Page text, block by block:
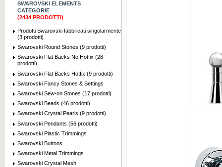
SWAROVSKI ELEMENTS
CATEGORIE
(2434 PRODOTTI)
Prodotti Swarovski fabbricati singolarmente
(3 prodotti)
Swarovski Round Stones (9 prodotti)
Swarovski Flat Backs No Hotfix (28
prodotti)
Swarovski Flat Backs Hotfix (9 prodotti)
Swarovski Fancy Stones & Settings
Swarovski Sew-on Stones (17 prodotti)
Swarovski Beads (46 prodotti)
Swarovski Crystal Pearls (9 prodotti)
Swarovski Pendants (56 prodotti)
Swarovski Plastic Trimmings
Swarovski Buttons
Swarovski Metal Trimmings
Swarovski Crystal Mesh